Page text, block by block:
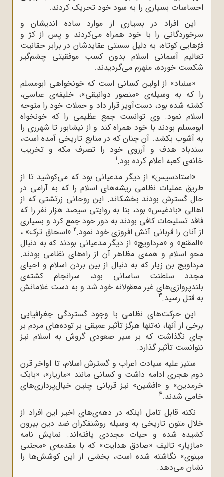
احساسات بسیاری را به سود خود تحریک کردند.
این افراد در بسیاری از موارد ساده اندیشان و
سرخوردگانی را با خود همراه می‌کردند و پس از کرّ و
فرّهایی کوتاه، به دلیل سستی عقایدشان در برابر حقانیت
تعالیم آسمانی اسلام بدون کسب موفقیتی چشم‌گیر
شکست خورده، منهزم می‌گردیدند.
«سنباد» از اولین کسانی است که خونخواهی ابومسلم
را که به وسیله‌ی «منصور دوانیقی»، خلیفه‌ی عباسی،
کشته شده بود، دست‌آویز قرار داد و حملات خود را متوجه
اسلام نمود. وی ‌توانست جمع عظیمی را که خونخواه
ابومسلم بودند با خود همراه کند و از نیشابور تا شهرری را
به آشوب بکشد. آن چنان که در منابع تاریخی آمده است،
سندباد هدف و آرزوی خود را تصرف مکه و تخریب
خانه‌ی کعبه اعلام کرده بود.1
«استادسیس» از دیگر مدعیانی بود که می‌کوشید تا از
طریق عملیات نظامی ریشه‌های اسلام را که به آرامی در
حال گسترش بودند بخشکاند. این روحانی زرتشتی که از
اهالی «بادغیس» بود، بنا به روایتی سیصد هزار نفر را که
فاقد تسلیحات کافی بودند به دور خود جمع کرد و بسیاری
از آنان را قربانی آتش افروزی خود نمود.2 «اسحاق ترک» ،
«المقنع» و «مرداویچ» از دیگر مدعیانی بودند که به دنبال
محو اسلام و همه‌ی مظاهر آن از راه‌های نظامی بودند.
مرداویج بن زیار که به دنبال از بین بردن اسلام و احیای
مجدد سلطنت ساسانی بود، سرانجام کشته‌ی
بلندپروازی‌های غیر معقولانه خود شد و به دست غلامانش
به قتل رسید.3
این حرکت‌های نظامی با وجود گستردگی جغرافیایی
برخی از آنها، نه‌تنها هرگز تأثیر عمیقی بر توده‌های مردم بر
جای نگذاشت که بر سیر صعودی گروش به اسلام نیز
نتوانست تأثیر گذارد.
ستیز علیه سیادت اعراب و گسترش اسلام، تا اواخر قرن
دوم هجری ادامه داشت و کسانی مانند «مازیار»، «بابک
خرمدین» و «افشین» نیز قربانی چنین خیال‌پردازی‌های
خامی ‌شدند.4
نکته قابل تامل اینکه در دهه‌ی‌های اخیر این افراد از
خلال متون تاریخی به وسیله روشنفکران ضد دین بیرون
کشیده شده و حیات مجددی یافته‌اند. نمایش نامه
«مازیار» تالیف «صادق هدایت» که با مقدمه‌ی «مجتبی
مینوی» نگاشته شده است، بخشی از این کوشش‌ها را
نشان می‌دهد.